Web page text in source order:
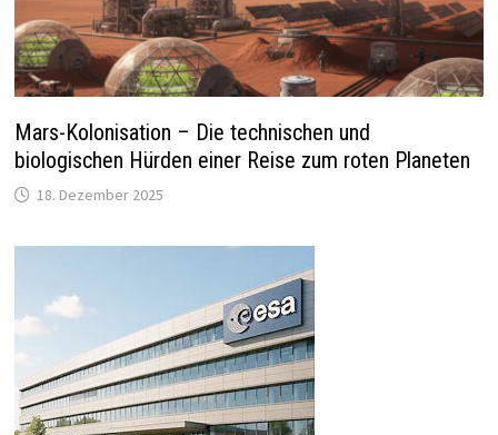
Mars-Kolonisation – Die technischen und
biologischen Hürden einer Reise zum roten Planeten
18. Dezember 2025